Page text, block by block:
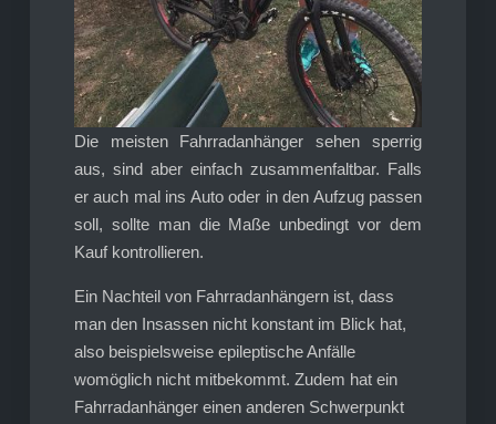
Die meisten Fahrradanhänger sehen sperrig
aus, sind aber einfach zusammenfaltbar. Falls
er auch mal ins Auto oder in den Aufzug passen
soll, sollte man die Maße unbedingt vor dem
Kauf kontrollieren.
Ein Nachteil von Fahrradanhängern ist, dass
man den Insassen nicht konstant im Blick hat,
also beispielsweise epileptische Anfälle
womöglich nicht mitbekommt. Zudem hat ein
Fahrradanhänger einen anderen Schwerpunkt